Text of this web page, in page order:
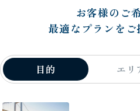
お客様のご
最適なプランを
目的 エリ